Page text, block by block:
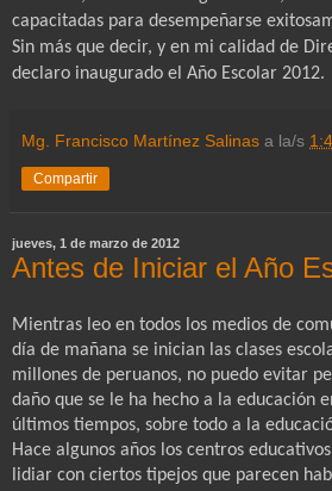
capacitadas para desempeñarse
Sin más que decir, y en mi calidad de
declaro inaugurado el Año Escolar 2012.
Mg. Francisco Martínez Salinas a la/s
Compartir
jueves, 1 de marzo de 2012
Antes de Iniciar el Año
Mientras leo en todos los medios de
día de mañana se inician las clases
millones de peruanos, no puedo evitar
daño que se le ha hecho a la educación
últimos tiempos, sobre todo a la
Hace algunos años los centros
lidiar con ciertos tipejos que parecen